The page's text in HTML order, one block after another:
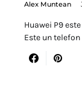
Alex Muntean
Huawei P9
Este un